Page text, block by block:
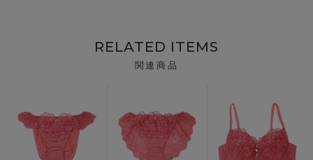
RELATED ITEMS
関連商品